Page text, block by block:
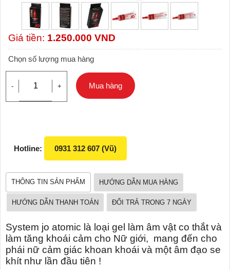
Giá tiền: 1.250.000 VND
Chọn số lượng mua hàng
- + Mua hàng
Hotline: 0931 312 607 (Vũ)
THÔNG TIN SẢN PHẨM HƯỚNG DẪN MUA HÀNG
HƯỚNG DẪN THANH TOÁN ĐỔI TRẢ TRONG 7 NGÀY
System jo atomic là loại gel làm âm vật co thắt và
làm tăng khoái cảm cho Nữ giới, mang đến cho
phái nữ cảm giác khoan khoái và một âm đạo se
khít như lần đầu tiên !